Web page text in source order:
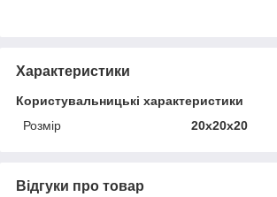
Характеристики
Користувальницькі характеристики
Розмір
20x20x20
Відгуки про товар